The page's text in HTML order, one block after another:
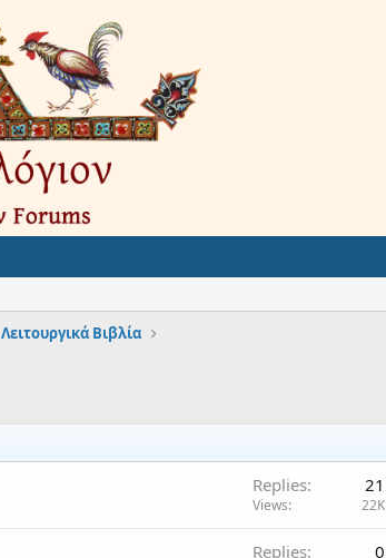
Λειτουργικά Βιβλία
Replies 21
Views 22K
Replies 0